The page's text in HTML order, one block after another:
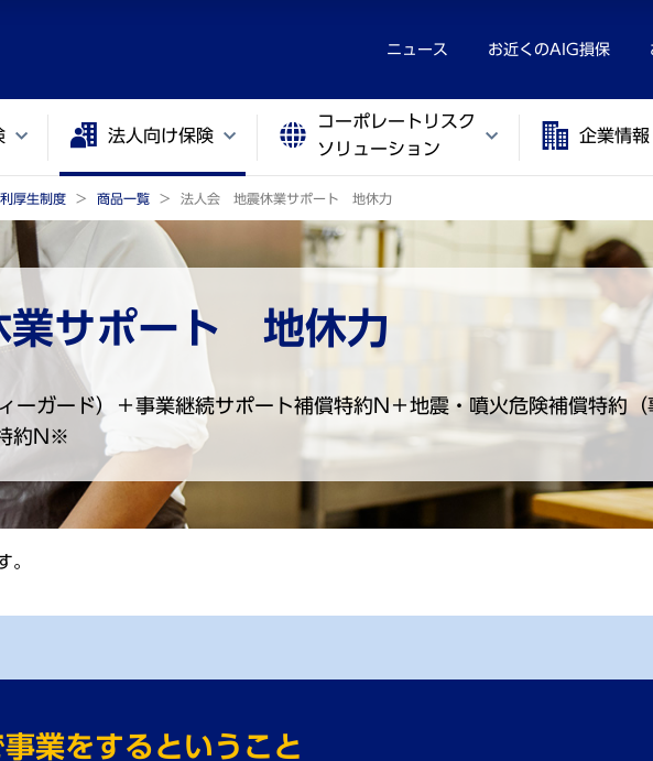
ニュース お近くのAIG損保
法人向け保険
コーポレートリスク
ソリューション
企業情報
厚生制度 商品一覧 法人会 地震休業サポート 地休力
サポート 地休力
ーガード）＋事業継続サポート補償特約N＋地震・噴火危険補償特約（
約N※
。
業をするということ